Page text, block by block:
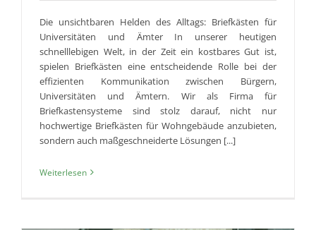
Die unsichtbaren Helden des Alltags: Briefkästen für
Universitäten und Ämter In unserer heutigen
schnelllebigen Welt, in der Zeit ein kostbares Gut ist,
spielen Briefkästen eine entscheidende Rolle bei der
effizienten Kommunikation zwischen Bürgern,
Universitäten und Ämtern. Wir als Firma für
Briefkastensysteme sind stolz darauf, nicht nur
hochwertige Briefkästen für Wohngebäude anzubieten,
sondern auch maßgeschneiderte Lösungen [...]
Weiterlesen